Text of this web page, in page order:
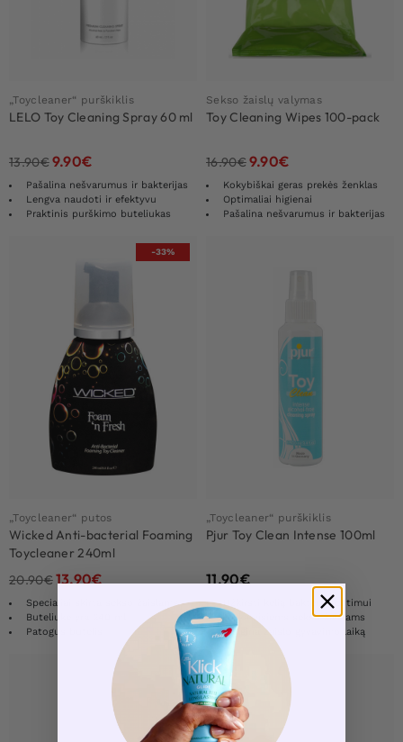
„Toycleaner“ purškiklis
LELO Toy Cleaning Spray 60 ml
13.90€9.90€
Pašalina nešvarumus ir bakterijas
Lengva naudoti ir efektyvu
Praktinis purškimo buteliukas
Sekso žaislų valymas
Toy Cleaning Wipes 100-pack
16.90€9.90€
Kokybiškai geras prekės ženklas
Optimaliai higienai
Pašalina nešvarumus ir bakterijas
-33%
„Toycleaner“ putos
Wicked Anti-bacterial Foaming
Toycleaner 240ml
20.90€13.90€
Specialiai skirta sekso žaislams
Buteliuke yra 240 ml
Patogus butelis
„Toycleaner“ purškiklis
Pjur Toy Clean Intense 100ml
11.90€
Užkirsti kelią bakterijų plitimui
Tinka visiems sekso žaislams
Pailgina žaislo gyvavimo laiką